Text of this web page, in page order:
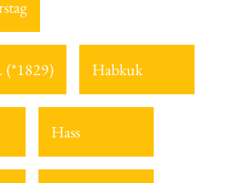
(*1829) Habkuk
Hass